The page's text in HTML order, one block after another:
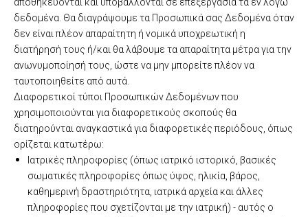
δεδομένα. Θα διαγράψουμε τα Προσωπικά σας Δεδομένα όταν
δεν είναι πλέον απαραίτητη ή νομικά υποχρεωτική η
διατήρησή τους ή/και θα λάβουμε τα απαραίτητα μέτρα για την
ανωνυμοποίησή τους, ώστε να μην μπορείτε πλέον να
ταυτοποιηθείτε από αυτά.
Διαφορετικοί τύποι Προσωπικών Δεδομένων που
χρησιμοποιούνται για διαφορετικούς σκοπούς θα
διατηρούνται αναγκαστικά για διαφορετικές περιόδους, όπως
ορίζεται κατωτέρω:
Ιατρικές πληροφορίες (όπως ιατρικό ιστορικό, βασικές
σωματικές πληροφορίες όπως ύψος, ηλικία, βάρος,
καθημερινή δραστηριότητα, ιατρικά αρχεία και άλλες
πληροφορίες που σχετίζονται με την ιατρική) - αυτός ο